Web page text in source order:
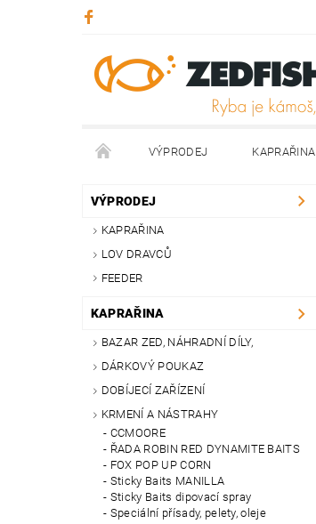
VÝPRODEJ KAPRAŘINA
KONTAKTY
VÝPRODEJ
KAPRAŘINA
LOV DRAVCŮ
FEEDER
KAPRAŘINA
BAZAR ZED, NÁHRADNÍ DÍLY,
DÁRKOVÝ POUKAZ
DOBÍJECÍ ZAŘÍZENÍ
KRMENÍ A NÁSTRAHY
CCMOORE
ŘADA ROBIN RED DYNAMITE BAITS
FOX POP UP CORN
Sticky Baits MANILLA
Sticky Baits dipovací spray
Speciální přísady, pelety, oleje